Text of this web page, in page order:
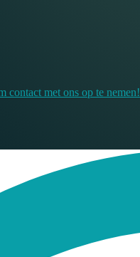
contact met ons op te nemen!